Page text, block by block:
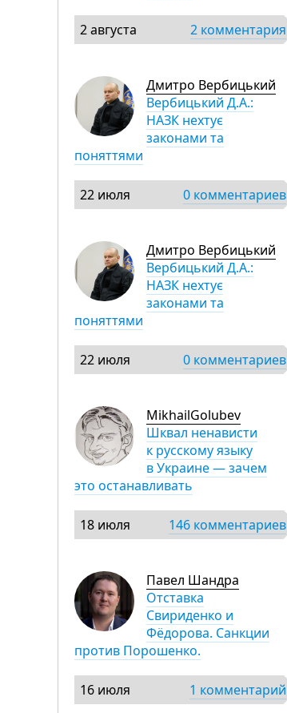
2 августа 2 комментария
Дмитро Вербицький
Вербицький Д.А.:
НАЗК нехтує
законами та
поняттями
22 июля 0 комментариев
Дмитро Вербицький
Вербицький Д.А.:
НАЗК нехтує
законами та
поняттями
22 июля 0 комментариев
MikhailGolubev
Шквал ненависти
к русскому языку
в Украине — зачем
это останавливать
18 июля 146 комментариев
Павел Шандра
Отставка
Свириденко и
Фёдорова. Санкции
против Порошенко.
16 июля 1 комментарий